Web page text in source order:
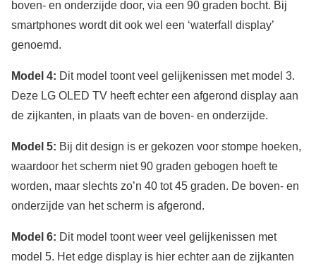
boven- en onderzijde door, via een 90 graden bocht. Bij
smartphones wordt dit ook wel een ‘waterfall display’
genoemd.
Model 4: Dit model toont veel gelijkenissen met model 3.
Deze LG OLED TV heeft echter een afgerond display aan
de zijkanten, in plaats van de boven- en onderzijde.
Model 5: Bij dit design is er gekozen voor stompe hoeken,
waardoor het scherm niet 90 graden gebogen hoeft te
worden, maar slechts zo’n 40 tot 45 graden. De boven- en
onderzijde van het scherm is afgerond.
Model 6: Dit model toont weer veel gelijkenissen met
model 5. Het edge display is hier echter aan de zijkanten